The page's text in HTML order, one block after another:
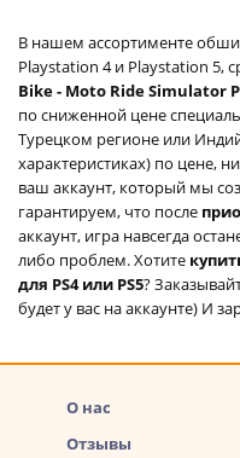
В нашем ассортименте
Playstation 4 и Playstation 5,
Bike - Moto Ride Simulator
по сниженной цене
Турецком регионе или
характеристиках) по цене,
ваш аккаунт, который мы
гарантируем, что после
аккаунт, игра навсегда
либо проблем. Хотите
для PS4 или PS5?
будет у вас на аккаунте) И
О нас
Отзывы